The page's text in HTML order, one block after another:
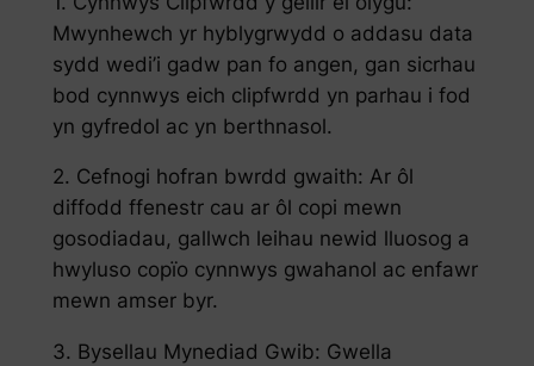
Mwynhewch yr hyblygrwydd o addasu data
sydd wedi’i gadw pan fo angen, gan sicrhau
bod cynnwys eich clipfwrdd yn parhau i fod
yn gyfredol ac yn berthnasol.
2. Cefnogi hofran bwrdd gwaith: Ar ôl
diffodd ffenestr cau ar ôl copi mewn
gosodiadau, gallwch leihau newid lluosog a
hwyluso copïo cynnwys gwahanol ac enfawr
mewn amser byr.
3. Bysellau Mynediad Gwib: Gwella